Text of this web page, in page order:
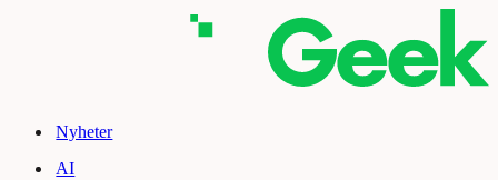
Nyheter
AI